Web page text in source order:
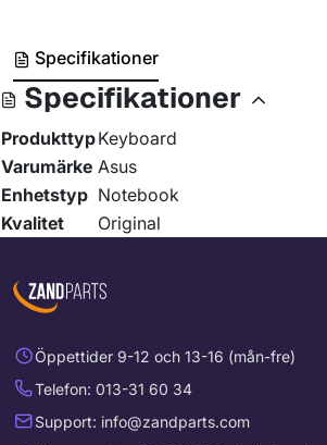
Specifikationer
Specifikationer
ProdukttypKeyboard
Varumärke Asus
Enhetstyp Notebook
Kvalitet
Original
Öppettider 9-12 och 13-16 (mån-fre)
Telefon: 013-31 60 34
Support: info@zandparts.com